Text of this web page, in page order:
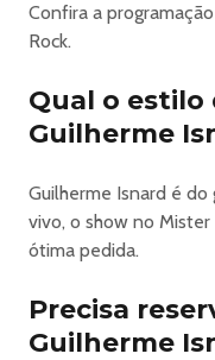
Confira a
Rock.
Qual o estilo
Guilherme
Guilherme Isnard é do
vivo, o show no
ótima pedida.
Precisa
Guilherme